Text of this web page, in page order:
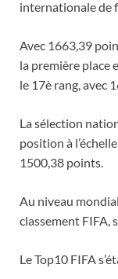
internationale de
Avec 1663,39
la première place
le 17è rang, avec
La sélection
position à
1500,38 points.
Au niveau
classement FIFA,
Le Top10 FIFA